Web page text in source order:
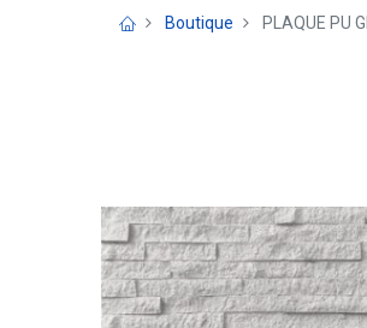
Boutique PLAQUE PU